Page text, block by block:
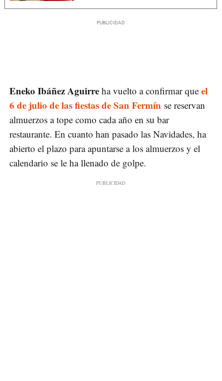
Eneko Ibáñez Aguirre ha vuelto a confirmar que el
6 de julio de las fiestas de San Fermín se reservan
almuerzos a tope como cada año en su bar
restaurante. En cuanto han pasado las Navidades, ha
abierto el plazo para apuntarse a los almuerzos y el
calendario se le ha llenado de golpe.